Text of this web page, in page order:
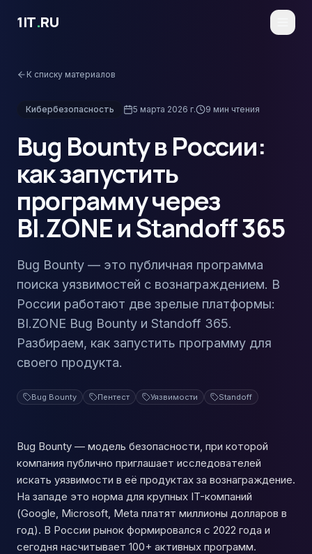
1IT.RU
К списку материалов
Кибербезопасность 5 марта 2026 г. 9 мин чтения
Bug Bounty в России:
как запустить
программу через
BI.ZONE и Standoff 365
Bug Bounty — это публичная программа
поиска уязвимостей с вознаграждением. В
России работают две зрелые платформы:
BI.ZONE Bug Bounty и Standoff 365.
Разбираем, как запустить программу для
своего продукта.
Bug Bounty Пентест Уязвимости Standoff
Bug Bounty — модель безопасности, при которой
компания публично приглашает исследователей
искать уязвимости в её продуктах за вознаграждение.
На западе это норма для крупных IT-компаний
(Google, Microsoft, Meta платят миллионы долларов в
год). В России рынок формировался с 2022 года и
сегодня насчитывает 100+ активных программ.